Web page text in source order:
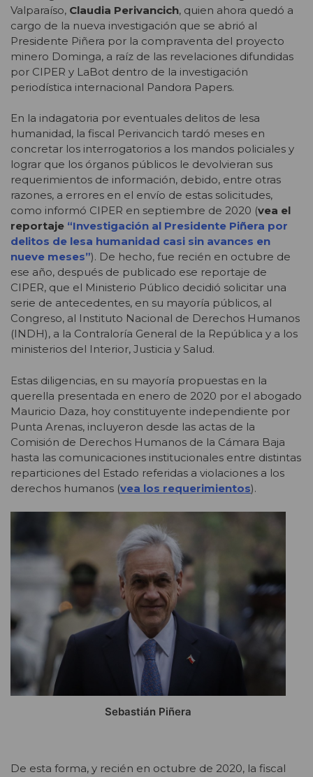
Valparaíso, Claudia Perivancich, quien ahora quedó a
cargo de la nueva investigación que se abrió al
Presidente Piñera por la compraventa del proyecto
minero Dominga, a raíz de las revelaciones difundidas
por CIPER y LaBot dentro de la investigación
periodística internacional Pandora Papers.
En la indagatoria por eventuales delitos de lesa
humanidad, la fiscal Perivancich tardó meses en
concretar los interrogatorios a los mandos policiales y
lograr que los órganos públicos le devolvieran sus
requerimientos de información, debido, entre otras
razones, a errores en el envío de estas solicitudes,
como informó CIPER en septiembre de 2020 (vea el
reportaje “Investigación al Presidente Piñera por
delitos de lesa humanidad casi sin avances en
nueve meses”). De hecho, fue recién en octubre de
ese año, después de publicado ese reportaje de
CIPER, que el Ministerio Público decidió solicitar una
serie de antecedentes, en su mayoría públicos, al
Congreso, al Instituto Nacional de Derechos Humanos
(INDH), a la Contraloría General de la República y a los
ministerios del Interior, Justicia y Salud.
Estas diligencias, en su mayoría propuestas en la
querella presentada en enero de 2020 por el abogado
Mauricio Daza, hoy constituyente independiente por
Punta Arenas, incluyeron desde las actas de la
Comisión de Derechos Humanos de la Cámara Baja
hasta las comunicaciones institucionales entre distintas
reparticiones del Estado referidas a violaciones a los
derechos humanos (vea los requerimientos).
Sebastián Piñera
De esta forma, y recién en octubre de 2020, la fiscal